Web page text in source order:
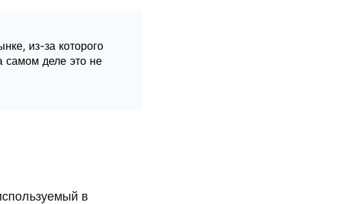
из-за которого
самом деле это не
в